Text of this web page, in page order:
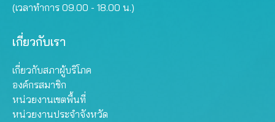
(เวลาทำการ 09.00 - 18.00 น.)
เกี่ยวกับเรา
เกี่ยวกับสภาผู้บริโภค
องค์กรสมาชิก
หน่วยงานเขตพื้นที่
หน่วยงานประจำจังหวัด